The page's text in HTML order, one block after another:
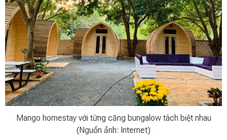
Mango homestay với từng căng bungalow tách biệt nhau
(Nguồn ảnh: Internet)